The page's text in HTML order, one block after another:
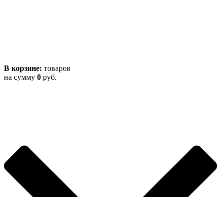
В корзине: товаров
на сумму 0 руб.